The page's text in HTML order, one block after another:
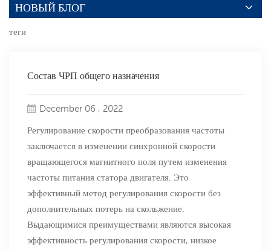
НОВЫЙ БЛОГ
теги
Состав ЧРП общего назначения
December 06 , 2022
Регулирование скорости преобразования частоты
заключается в изменении синхронной скорости
вращающегося магнитного поля путем изменения
частоты питания статора двигателя. Это
эффективный метод регулирования скорости без
дополнительных потерь на скольжение.
Выдающимися преимуществами являются высокая
эффективность регулирования скорости, низкое